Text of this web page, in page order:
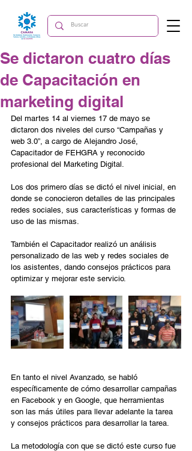
Se dictaron cuatro días
de Capacitación en
marketing digital
Del martes 14 al viernes 17 de mayo se
dictaron dos niveles del curso “Campañas y
web 3.0”, a cargo de Alejandro José,
Capacitador de FEHGRA y reconocido
profesional del Marketing Digital.
Los dos primero días se dictó el nivel inicial, en
donde se conocieron detalles de las principales
redes sociales, sus características y formas de
uso de las mismas.
También el Capacitador realizó un análisis
personalizado de las web y redes sociales de
los asistentes, dando consejos prácticos para
optimizar y mejorar este servicio.
En tanto el nivel Avanzado, se habló
específicamente de cómo desarrollar campañas
en Facebook y en Google, que herramientas
son las más útiles para llevar adelante la tarea
y consejos prácticos para desarrollar la tarea.
La metodología con que se dictó este curso fue